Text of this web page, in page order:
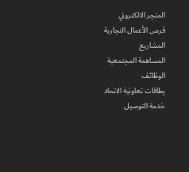
المتجر الالكتروني
فرص الأعمال التجارية
المشاريع
المساهمة المجتمعية
الوظائف
بطاقات تعاونية الاتحاد
خدمة التوصيل